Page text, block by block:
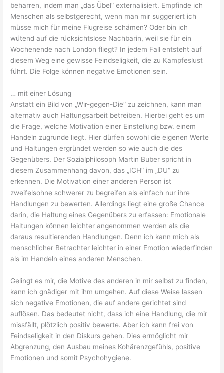
beharren, indem man „das Übel“ externalisiert. Empfinde ich
Menschen als selbstgerecht, wenn man mir suggeriert ich
müsse mich für meine Flugreise schämen? Oder bin ich
wütend auf die rücksichtslose Nachbarin, weil sie für ein
Wochenende nach London fliegt? In jedem Fall entsteht auf
diesem Weg eine gewisse Feindseligkeit, die zu Kampfeslust
führt. Die Folge können negative Emotionen sein.
… mit einer Lösung
Anstatt ein Bild von „Wir-gegen-Die“ zu zeichnen, kann man
alternativ auch Haltungsarbeit betreiben. Hierbei geht es um
die Frage, welche Motivation einer Einstellung bzw. einem
Handeln zugrunde liegt. Hier dürfen sowohl die eigenen Werte
und Haltungen ergründet werden so wie auch die des
Gegenübers. Der Sozialphilosoph Martin Buber spricht in
diesem Zusammenhang davon, das „ICH“ im „DU“ zu
erkennen. Die Motivation einer anderen Person ist
zweifelsohne schwerer zu begreifen als einfach nur ihre
Handlungen zu bewerten. Allerdings liegt eine große Chance
darin, die Haltung eines Gegenübers zu erfassen: Emotionale
Haltungen können leichter angenommen werden als die
daraus resultierenden Handlungen. Denn ich kann mich als
menschlicher Betrachter leichter in einer Emotion wiederfinden
als im Handeln eines anderen Menschen.
Gelingt es mir, die Motive des anderen in mir selbst zu finden,
kann ich gnädiger mit ihm umgehen. Auf diese Weise lassen
sich negative Emotionen, die auf andere gerichtet sind
auflösen. Das bedeutet nicht, dass ich eine Handlung, die mir
missfällt, plötzlich positiv bewerte. Aber ich kann frei von
Feindseligkeit in den Diskurs gehen. Dies ermöglicht mir
Abgrenzung, den Ausbau meines Kohärenzgefühls, positive
Emotionen und somit Psychohygiene.